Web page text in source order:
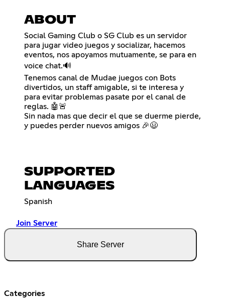
ABOUT
Social Gaming Club o SG Club es un servidor
para jugar video juegos y socializar, hacemos
eventos, nos apoyamos mutuamente, se para en
voice chat.🔊
Tenemos canal de Mudae juegos con Bots
divertidos, un staff amigable, si te interesa y
para evitar problemas pasate por el canal de
reglas. 🤖🚨
Sin nada mas que decir el que se duerme pierde,
y puedes perder nuevos amigos 🎉😃
SUPPORTED
LANGUAGES
Spanish
Join Server
Share Server
Categories